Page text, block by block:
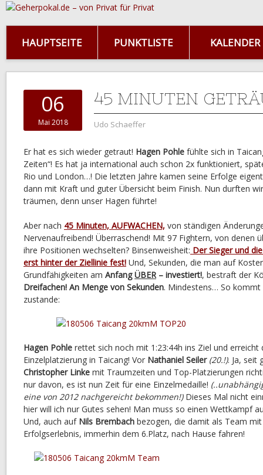
HAUPTSEITE PUNKTLISTE KALENDER
06
Mai 2018
45 MINUTEN
Udo Schaeffer
Er hat es sich wieder getraut! Hagen Pohle fühlte sich in
Zeiten“! Es hat ja international auch schon 2x funktioniert,
Rio und London…! Die letzten Jahre kamen seine Erfolge
dann mit Kraft und guter Übersicht beim Finish. Nun durften
träumen, denn unser Hagen führte!
Aber nach 45 Minuten, AUFWACHEN, von ständigen
Nervenaufreibend! Überraschend! Mit 97 Fightern, von denen
ihre Positionen wechselten? Binsenweisheit: Der Sieger und
erst hinter der Ziellinie fest! Und, Sekunden, die man auf
Grundfähigkeiten am AnfangÜBER – investiert!, bestraft der
Dreifachen! An Menge von Sekunden. Mindestens… So kommt
zustande:
Hagen Pohle rettet sich noch mit 1:23:44h ins Ziel und
Einzelplatzierung in Taicang! Vor Nathaniel Seiler (20.!). Ja, seit
Christopher Linke mit Traumzeiten und Top-Platzierungen
nur davon, es ist nun Zeit für eine Einzelmedaille!
eine von 2012 nachgereicht bekommen!)Dieses Mal nicht
hier will ich nur Gutes sehen! Man muss so einen Wettkampf
Und, auch aufNils Brembach bezogen, die damit als Team
Erfolgserlebnis, immerhin dem 6.Platz, nach Hause fahren!